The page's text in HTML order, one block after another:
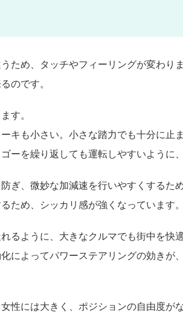
ため、タッチやフィーリングが変わ
のです。
す。
キも小さい。小さな踏力でも十分に止
ーを繰り返しても運転しやすいように
ぎ、微妙な加減速を行いやすくするた
ため、シッカリ感が強くなっています
るように、大きなクルマでも街中を快
によってパワーステアリングの効きが
性には大きく、ポジションの自由度が